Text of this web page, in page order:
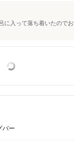
入って落ち着いたので
バー